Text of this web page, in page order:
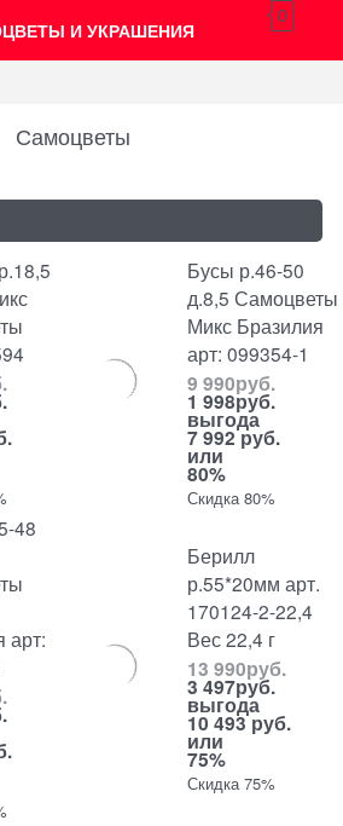
И УКРАШЕНИЯ
0
Самоцветы
Бусы р.46-50
д.8,5 Самоцветы
Микс Бразилия
арт: 099354-1
9 990руб.
1 998руб.
выгода
7 992 руб.
или
80%
Скидка 80%
48
арт:
Берилл
р.55*20мм арт.
170124-2-22,4
Вес 22,4 г
13 990руб.
3 497руб.
выгода
10 493 руб.
или
75%
Скидка 75%